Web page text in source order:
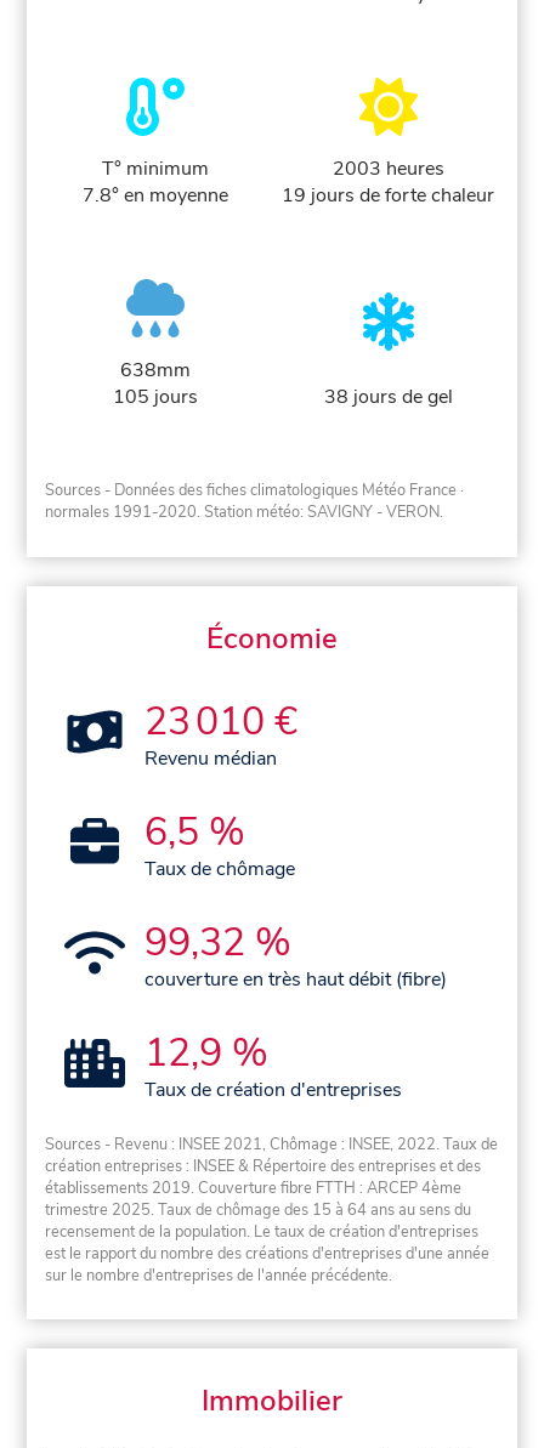
T° minimum
7.8° en moyenne
2003 heures
19 jours de forte chaleur
638mm
105 jours
38 jours de gel
Sources - Données des fiches climatologiques Météo France ·
normales 1991-2020. Station météo: SAVIGNY - VERON.
Économie
23 010 €
Revenu médian
6,5 %
Taux de chômage
99,32 %
couverture en très haut débit (fibre)
12,9 %
Taux de création d'entreprises
Sources - Revenu : INSEE 2021, Chômage : INSEE, 2022. Taux de
création entreprises : INSEE & Répertoire des entreprises et des
établissements 2019. Couverture fibre FTTH : ARCEP 4ème
trimestre 2025. Taux de chômage des 15 à 64 ans au sens du
recensement de la population. Le taux de création d'entreprises
est le rapport du nombre des créations d'entreprises d'une année
sur le nombre d'entreprises de l'année précédente.
Immobilier